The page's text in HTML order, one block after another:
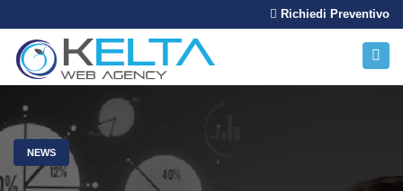
Richiedi Preventivo
NEWS